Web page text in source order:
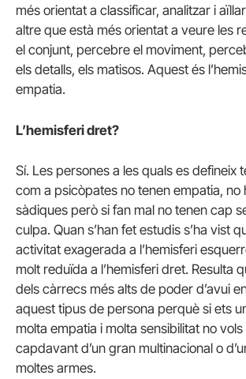
més orientat a classificar, analitzar i
altre que està més orientat a veure les
el conjunt, percebre el moviment,
els detalls, els matisos. Aquest és
empatia.
L’hemisferi dret?
Sí. Les persones a les quals es defineix
com a psicòpates no tenen empatia, no
sàdiques però si fan mal no tenen cap
culpa. Quan s’han fet estudis s’ha vist
activitat exagerada a l’hemisferi
molt reduïda a l’hemisferi dret. Resulta
dels càrrecs més alts de poder d’avui
aquest tipus de persona perquè si ets
molta empatia i molta sensibilitat no
capdavant d’un gran multinacional o
moltes armes.